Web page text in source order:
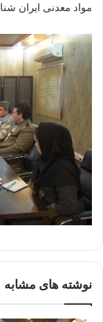
مواد معدنی ایران
نوشته های مشابه